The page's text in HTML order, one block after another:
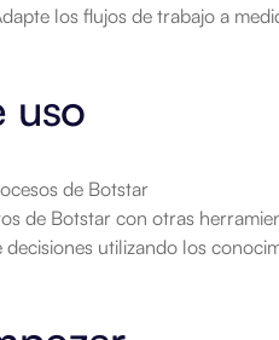
los flujos de trabajo a
uso
de Botstar
de Botstar con otras
decisiones utilizando los